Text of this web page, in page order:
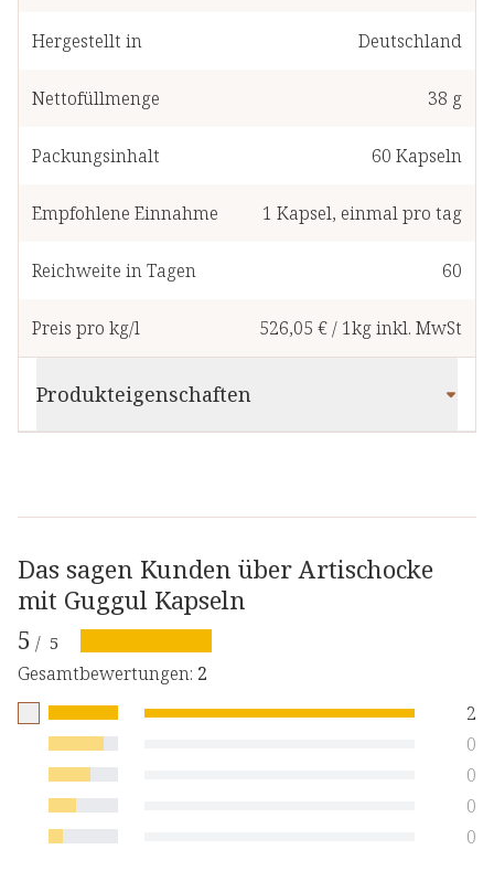
Hergestellt in Deutschland
Nettofüllmenge 38 g
Packungsinhalt 60 Kapseln
Empfohlene Einnahme 1 Kapsel, einmal pro tag
Reichweite in Tagen 60
Preis pro kg/l 526,05 €/ 1kginkl. MwSt
Produkteigenschaften
Das sagen Kunden über Artischocke
mit Guggul Kapseln
5 / 5
Gesamtbewertungen: 2
2
0
0
0
0